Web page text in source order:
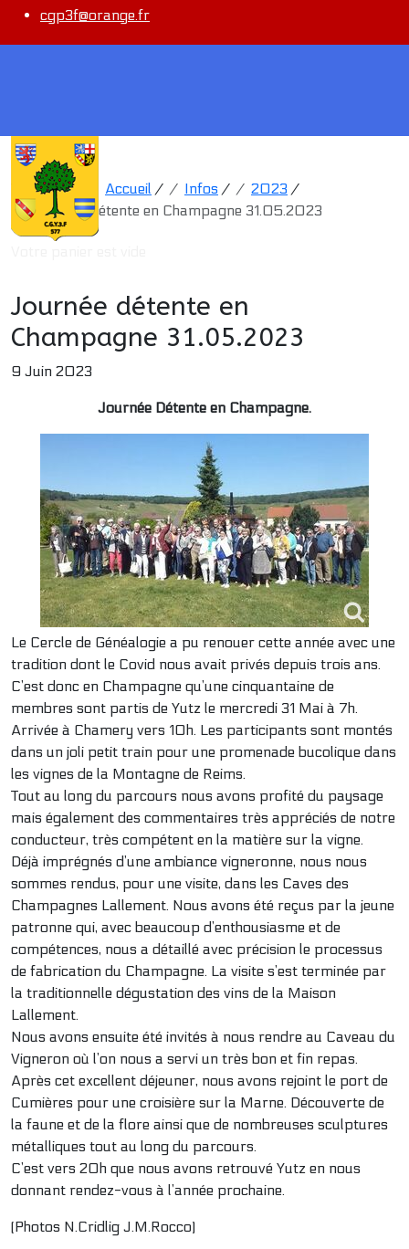
cgp3f@orange.fr
Infos
Vous êtes ici : Accueil / Infos / 2023 /
Journée détente en Champagne 31.05.2023
Journée détente en
Champagne 31.05.2023
9 Juin 2023
Journée Détente en Champagne.
Le Cercle de Généalogie a pu renouer cette année avec une
tradition dont le Covid nous avait privés depuis trois ans.
C’est donc en Champagne qu’une cinquantaine de
membres sont partis de Yutz le mercredi 31 Mai à 7h.
Arrivée à Chamery vers 10h. Les participants sont montés
dans un joli petit train pour une promenade bucolique dans
les vignes de la Montagne de Reims.
Tout au long du parcours nous avons profité du paysage
mais également des commentaires très appréciés de notre
conducteur, très compétent en la matière sur la vigne.
Déjà imprégnés d’une ambiance vigneronne, nous nous
sommes rendus, pour une visite, dans les Caves des
Champagnes Lallement. Nous avons été reçus par la jeune
patronne qui, avec beaucoup d’enthousiasme et de
compétences, nous a détaillé avec précision le processus
de fabrication du Champagne. La visite s’est terminée par
la traditionnelle dégustation des vins de la Maison
Lallement.
Nous avons ensuite été invités à nous rendre au Caveau du
Vigneron où l’on nous a servi un très bon et fin repas.
Après cet excellent déjeuner, nous avons rejoint le port de
Cumières pour une croisière sur la Marne. Découverte de
la faune et de la flore ainsi que de nombreuses sculptures
métalliques tout au long du parcours.
C’est vers 20h que nous avons retrouvé Yutz en nous
donnant rendez-vous à l’année prochaine.
(Photos N.Cridlig J.M.Rocco)